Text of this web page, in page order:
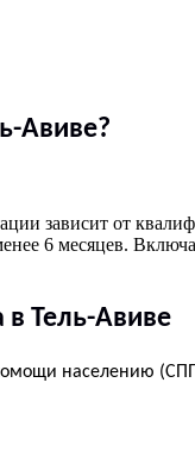
Авиве?
зависит от
6 месяцев.
в Тель-Авиве
помощи населению